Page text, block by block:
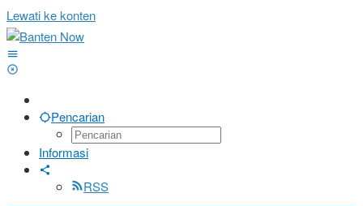
Lewati ke konten
Pencarian
Informasi
RSS